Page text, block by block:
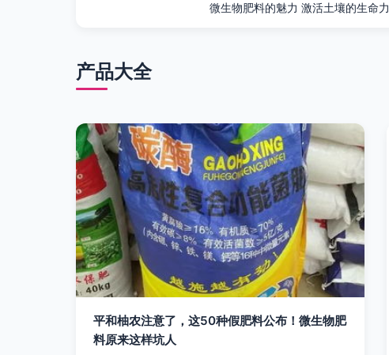
微生物肥料的魅力 激活土壤的生命力
产品大全
平和柚农注意了，这50种假肥料公布！微生物肥
料原来这样坑人